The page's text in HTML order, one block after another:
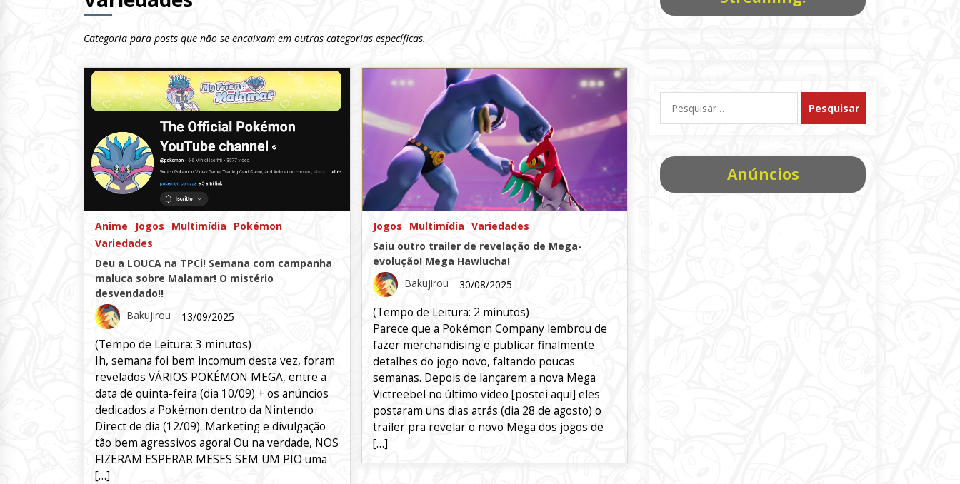
Categoria para posts que não se encaixam em outras categorias específicas.
Anime Jogos Multimídia
Pokémon
Variedades
Deu a LOUCA na TPCi! Semana com campanha
maluca sobre Malamar! O mistério
desvendado!!
Bakujirou
13/09/2025
(Tempo de Leitura: 3 minutos)
Ih, semana foi bem incomum desta vez, foram
revelados VÁRIOS POKÉMON MEGA, entre a
data de quinta-feira (dia 10/09) + os anúncios
dedicados a Pokémon dentro da Nintendo
Direct de dia (12/09). Marketing e divulgação
tão bem agressivos agora! Ou na verdade, NOS
FIZERAM ESPERAR MESES SEM UM PIO uma
[…]
Jogos Multimídia Variedades
Saiu outro trailer de revelação de Mega-
evolução! Mega Hawlucha!
Bakujirou
30/08/2025
(Tempo de Leitura: 2 minutos)
Parece que a Pokémon Company lembrou de
fazer merchandising e publicar finalmente
detalhes do jogo novo, faltando poucas
semanas. Depois de lançarem a nova Mega
Victreebel no último vídeo [postei aqui] eles
postaram uns dias atrás (dia 28 de agosto) o
trailer pra revelar o novo Mega dos jogos de
[…]
por:
Anúncios